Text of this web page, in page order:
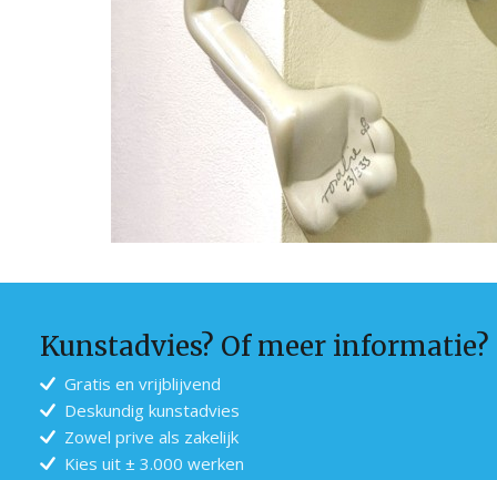
Kunstadvies? Of meer informatie?
Gratis en vrijblijvend
Deskundig kunstadvies
Zowel prive als zakelijk
Kies uit ± 3.000 werken